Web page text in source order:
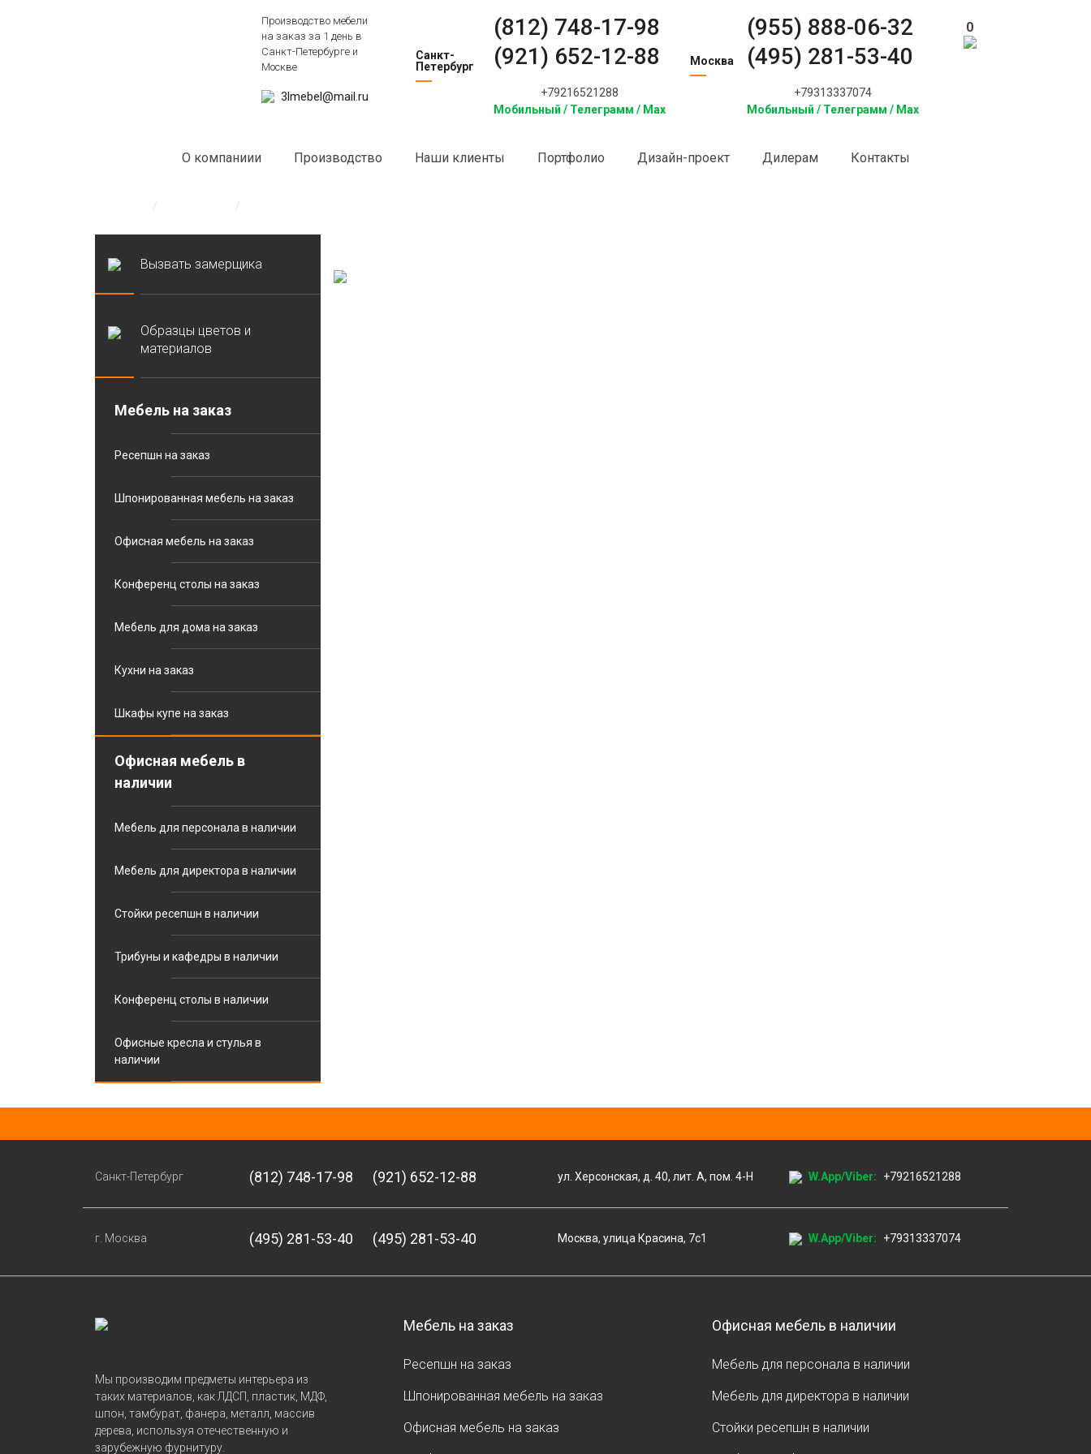
Производство мебели
на заказ за 1 день в
Санкт-Петербурге и
Москве
3lmebel@mail.ru
Санкт-
Петербург
(812) 748-17-98
(921) 652-12-88
+79216521288
Мобильный / Телеграмм / Max
Москва
(955) 888-06-32
(495) 281-53-40
+79313337074
Мобильный / Телеграмм / Max
0
О компаниии Производство Наши клиенты Портфолио Дизайн-проект Дилерам Контакты
/ /
Вызвать замерщика
Образцы цветов и
материалов
Мебель на заказ
Ресепшн на заказ
Шпонированная мебель на заказ
Офисная мебель на заказ
Конференц столы на заказ
Мебель для дома на заказ
Кухни на заказ
Шкафы купе на заказ
Офисная мебель в
наличии
Мебель для персонала в наличии
Мебель для директора в наличии
Стойки ресепшн в наличии
Трибуны и кафедры в наличии
Конференц столы в наличии
Офисные кресла и стулья в
наличии
Санкт-Петербург (812) 748-17-98 (921) 652-12-88 ул. Херсонская, д. 40, лит. А, пом. 4-Н W.App/Viber: +79216521288
г. Москва (495) 281-53-40 (495) 281-53-40 Москва, улица Красина, 7с1 W.App/Viber: +79313337074
Мы производим предметы интерьера из
таких материалов, как ЛДСП, пластик, МДФ,
шпон, тамбурат, фанера, металл, массив
дерева, используя отечественную и
зарубежную фурнитуру.
Мебель на заказ
Ресепшн на заказ
Шпонированная мебель на заказ
Офисная мебель на заказ
Офисная мебель в наличии
Мебель для персонала в наличии
Мебель для директора в наличии
Стойки ресепшн в наличии